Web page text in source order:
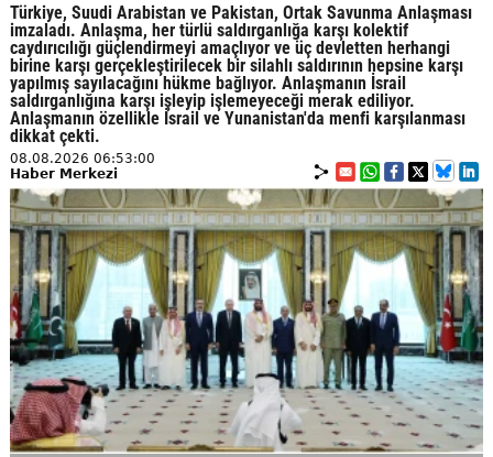
Türkiye, Suudi Arabistan ve Pakistan, Ortak Savunma Anlaşması
imzaladı. Anlaşma, her türlü saldırganlığa karşı kolektif
caydırıcılığı güçlendirmeyi amaçlıyor ve üç devletten herhangi
birine karşı gerçekleştirilecek bir silahlı saldırının hepsine karşı
yapılmış sayılacağını hükme bağlıyor. Anlaşmanın İsrail
saldırganlığına karşı işleyip işlemeyeceği merak ediliyor.
Anlaşmanın özellikle İsrail ve Yunanistan'da menfi karşılanması
dikkat çekti.
08.08.2026 06:53:00
Haber Merkezi